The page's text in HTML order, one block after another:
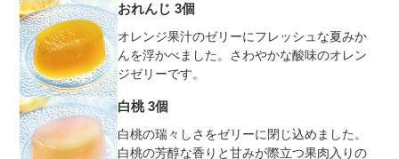
おれんじ 3個
オレンジ果汁のゼリーにフレッシュな夏みか
んを浮かべました。さわやかな酸味のオレン
ジゼリーです。
白桃 3個
白桃の瑞々しさをゼリーに閉じ込めました。
白桃の芳醇な香りと甘みが際立つ果肉入りの